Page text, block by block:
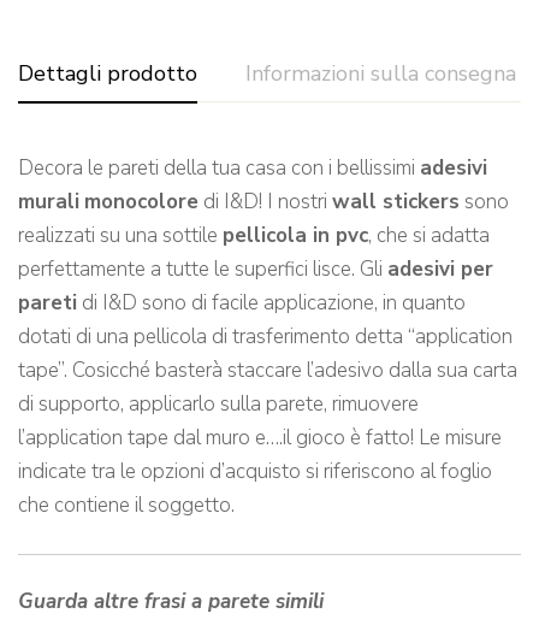
Dettagli prodotto Informazioni sulla consegna
Decora le pareti della tua casa con i bellissimi adesivi
murali monocolore di I&D! I nostri wall stickers sono
realizzati su una sottile pellicola in pvc, che si adatta
perfettamente a tutte le superfici lisce. Gli adesivi per
pareti di I&D sono di facile applicazione, in quanto
dotati di una pellicola di trasferimento detta “application
tape”. Cosicché basterà staccare l’adesivo dalla sua carta
di supporto, applicarlo sulla parete, rimuovere
l’application tape dal muro e….il gioco è fatto! Le misure
indicate tra le opzioni d’acquisto si riferiscono al foglio
che contiene il soggetto.
Guarda altre frasi a parete simili